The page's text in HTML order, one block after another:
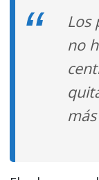
Los
no